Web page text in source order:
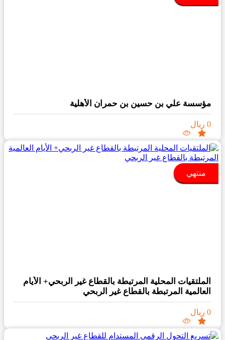
مؤسسة علي بن حسين بن حمران الأهلية
0 ريال
منتهي
الملتقيات المحلية المرتبطة بالقطاع غير الربحي+ الأيام
العالمية المرتبطة بالقطاع غير الربحي
0 ريال